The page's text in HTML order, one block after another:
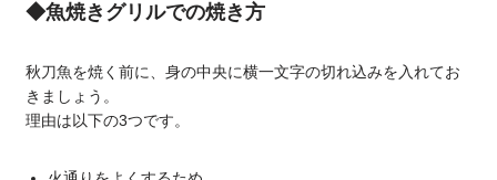
◆魚焼きグリルでの焼き方
秋刀魚を焼く前に、身の中央に横一文字の切れ込みを入れてお
きましょう。
理由は以下の3つです。